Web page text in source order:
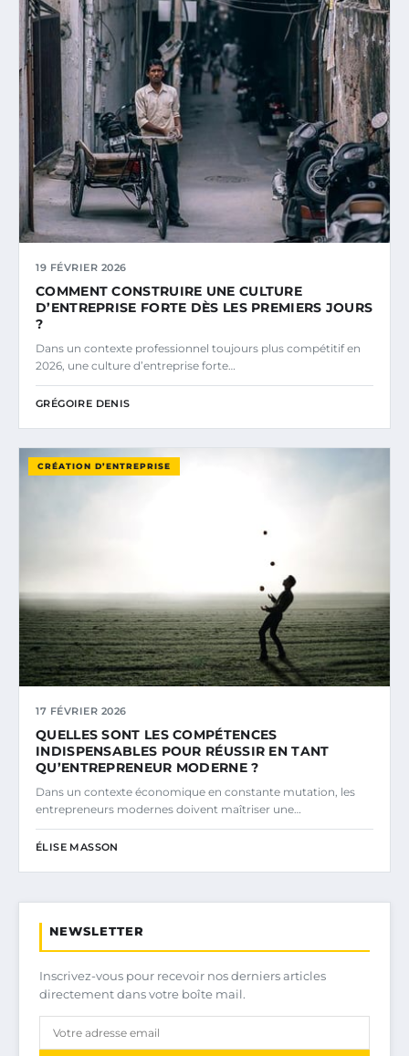
19 FÉVRIER 2026
COMMENT CONSTRUIRE UNE CULTURE
D’ENTREPRISE FORTE DÈS LES PREMIERS JOURS
?
Dans un contexte professionnel toujours plus compétitif en
2026, une culture d’entreprise forte…
GRÉGOIRE DENIS
CRÉATION D’ENTREPRISE
17 FÉVRIER 2026
QUELLES SONT LES COMPÉTENCES
INDISPENSABLES POUR RÉUSSIR EN TANT
QU’ENTREPRENEUR MODERNE ?
Dans un contexte économique en constante mutation, les
entrepreneurs modernes doivent maîtriser une…
ÉLISE MASSON
NEWSLETTER
Inscrivez-vous pour recevoir nos derniers articles
directement dans votre boîte mail.